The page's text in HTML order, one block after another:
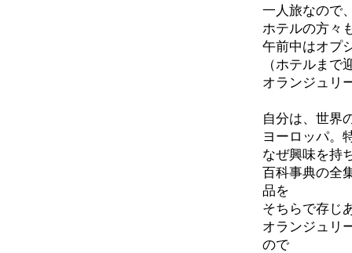
一人旅なので
ホテルの方々
午前中はオプ
（ホテルまで
オランジュリ
自分は、世界
ヨーロッパ。
なぜ興味を持
百科事典の全
品を
そちらで存じ
オランジュリ
ので